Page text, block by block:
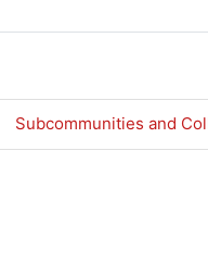
Subcommunities and